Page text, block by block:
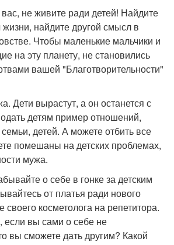
не живите ради детей! Найдите
найдите другой смысл в
Чтобы маленькие мальчики и
на эту планету, не становились
вашей "Благотворительности"
Дети вырастут, а он останется с
детям пример отношений,
детей. А можете отбить все
помешаны на детских проблемах,
мужа.
о себе в гонке за детским
от платья ради нового
косметолога на репетитора.
если вы сами о себе не
вы сможете дать другим? Какой